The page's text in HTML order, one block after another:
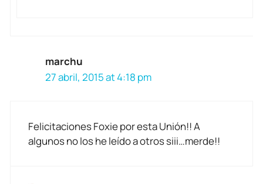
marchu
27 abril, 2015 at 4:18 pm
Felicitaciones Foxie por esta Unión!! A
algunos no los he leído a otros siii…merde!!